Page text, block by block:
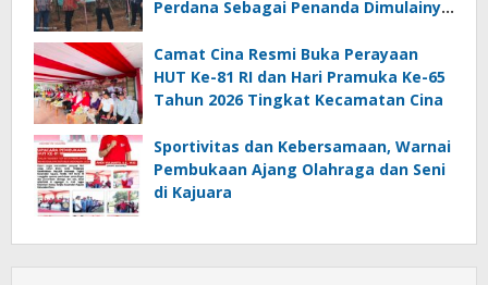
Perdana Sebagai Penanda Dimulainya
Camat Cina Resmi Buka Perayaan
HUT Ke-81 RI dan Hari Pramuka Ke-65
Tahun 2026 Tingkat Kecamatan Cina
Sportivitas dan Kebersamaan, Warnai
Pembukaan Ajang Olahraga dan Seni
di Kajuara